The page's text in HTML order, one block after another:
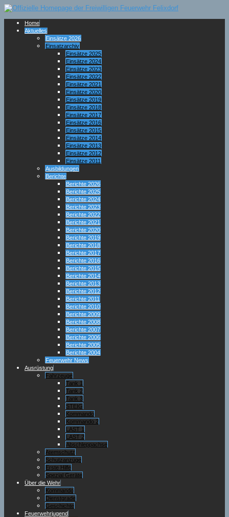
Home
Aktuelles
Einsätze 2026
Einsatzarchiv
Einsätze 2025
Einsätze 2024
Einsätze 2023
Einsätze 2022
Einsätze 2021
Einsätze 2020
Einsätze 2019
Einsätze 2018
Einsätze 2017
Einsätze 2016
Einsätze 2015
Einsätze 2014
Einsätze 2013
Einsätze 2012
Einsätze 2011
Ausbildungen
Berichte
Berichte 2026
Berichte 2025
Berichte 2024
Berichte 2023
Berichte 2022
Berichte 2021
Berichte 2020
Berichte 2019
Berichte 2018
Berichte 2017
Berichte 2016
Berichte 2015
Berichte 2014
Berichte 2013
Berichte 2012
Berichte 2011
Berichte 2010
Berichte 2009
Berichte 2008
Berichte 2007
Berichte 2006
Berichte 2005
Berichte 2004
Feuerwehr News
Ausrüstung
Fahrzeuge
Tank 1
Tank 2
Tank 3
STEIG
Kommando
Kommando 2
LAST 1
LAST 2
Abschleppachse
Atemschutz
Schutzanzüge
Erste Hilfe
Spezial Geräte
Über die Wehr
Kommando
Dienstgrade
Geschichte
Feuerwehrjugend